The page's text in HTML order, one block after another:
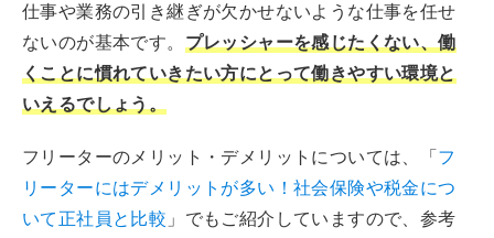
仕事や業務の引き継ぎが欠かせないような仕事を任せ
ないのが基本です。 プレッシャーを感じたくない、働
くことに慣れていきたい方にとって働きやすい環境と
いえるでしょう。
フリーターのメリット・デメリットについては、「 フ
リーターにはデメリットが多い！社会保険や税金につ
いて正社員と比較 」でもご紹介していますので、参考